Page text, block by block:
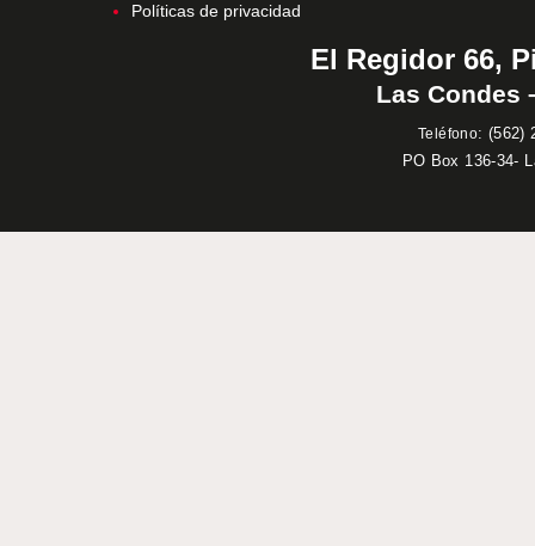
Políticas de privacidad
El Regidor 66,
Las Condes
Teléfono: (562)
PO Box 136-34-